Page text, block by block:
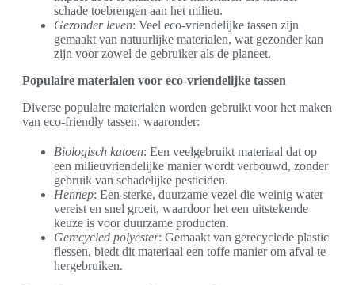
schade toebrengen aan het milieu.
Gezonder leven: Veel eco-vriendelijke tassen zijn
gemaakt van natuurlijke materialen, wat gezonder kan
zijn voor zowel de gebruiker als de planeet.
Populaire materialen voor eco-vriendelijke tassen
Diverse populaire materialen worden gebruikt voor het maken
van eco-friendly tassen, waaronder:
Biologisch katoen: Een veelgebruikt materiaal dat op
een milieuvriendelijke manier wordt verbouwd, zonder
gebruik van schadelijke pesticiden.
Hennep: Een sterke, duurzame vezel die weinig water
vereist en snel groeit, waardoor het een uitstekende
keuze is voor duurzame producten.
Gerecycled polyester: Gemaakt van gerecyclede plastic
flessen, biedt dit materiaal een toffe manier om afval te
hergebruiken.